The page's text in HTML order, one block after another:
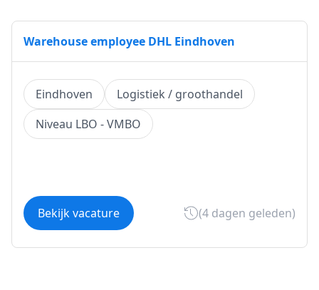
Warehouse employee DHL Eindhoven
Eindhoven
Logistiek / groothandel
Niveau LBO - VMBO
Bekijk vacature (4 dagen geleden)